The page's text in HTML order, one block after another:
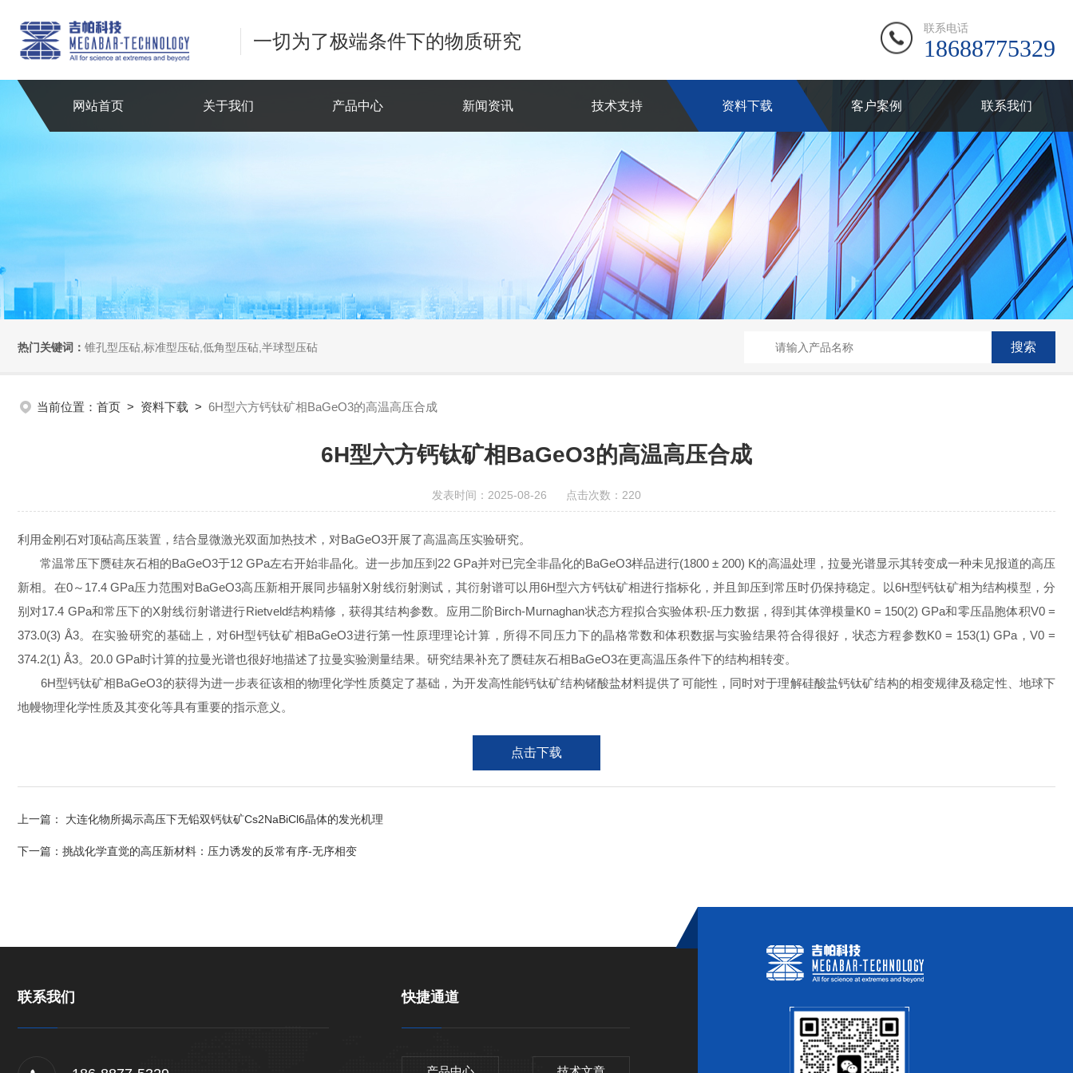
一切为了极端条件下的物质研究
联系电话
18688775329
网站首页 关于我们 产品中心 新闻资讯 技术支持 资料下载 客户案例 联系我们
热门关键词： 锥孔型压砧,标准型压砧,低角型压砧,半球型压砧
当前位置： 首页 > 资料下载 > 6H型六方钙钛矿相BaGeO3的高温高压合成
6H型六方钙钛矿相BaGeO3的高温高压合成
发表时间：2025-08-26 点击次数：220
利用金刚石对顶砧高压装置，结合显微激光双面加热技术，对BaGeO3开展了高温高压实验研究。
常温常压下赝硅灰石相的BaGeO3于12 GPa左右开始非晶化。进一步加压到22 GPa并对已完全非晶化的BaGeO3样品进行(1800 ± 200) K的高温处理，拉曼光谱显示其转变成一种未见报道的高压
新相。在0～17.4 GPa压力范围对BaGeO3高压新相开展同步辐射X射线衍射测试，其衍射谱可以用6H型六方钙钛矿相进行指标化，并且卸压到常压时仍保持稳定。以6H型钙钛矿相为结构模型，分
别对17.4 GPa和常压下的X射线衍射谱进行Rietveld结构精修，获得其结构参数。应用二阶Birch-Murnaghan状态方程拟合实验体积-压力数据，得到其体弹模量K0 = 150(2) GPa和零压晶胞体积V0 =
373.0(3) Å3。在实验研究的基础上，对6H型钙钛矿相BaGeO3进行第一性原理理论计算，所得不同压力下的晶格常数和体积数据与实验结果符合得很好，状态方程参数K0 = 153(1) GPa，V0 =
374.2(1) Å3。20.0 GPa时计算的拉曼光谱也很好地描述了拉曼实验测量结果。研究结果补充了赝硅灰石相BaGeO3在更高温压条件下的结构相转变。
6H型钙钛矿相BaGeO3的获得为进一步表征该相的物理化学性质奠定了基础，为开发高性能钙钛矿结构锗酸盐材料提供了可能性，同时对于理解硅酸盐钙钛矿结构的相变规律及稳定性、地球下
地幔物理化学性质及其变化等具有重要的指示意义。
点击下载
上一篇： 大连化物所揭示高压下无铅双钙钛矿Cs2NaBiCl6晶体的发光机理
下一篇： 挑战化学直觉的高压新材料：压力诱发的反常有序-无序相变
联系我们 快捷通道